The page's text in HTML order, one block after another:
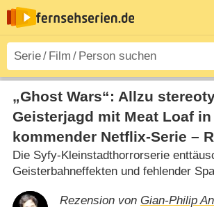
„Ghost Wars“: Allzu
Geisterjagd mit Meat Loaf in
kommender Netflix-Serie –
Die Syfy-Kleinstadthorrorserie
Geisterbahneffekten und fehlender
Rezension von Gian-Philip